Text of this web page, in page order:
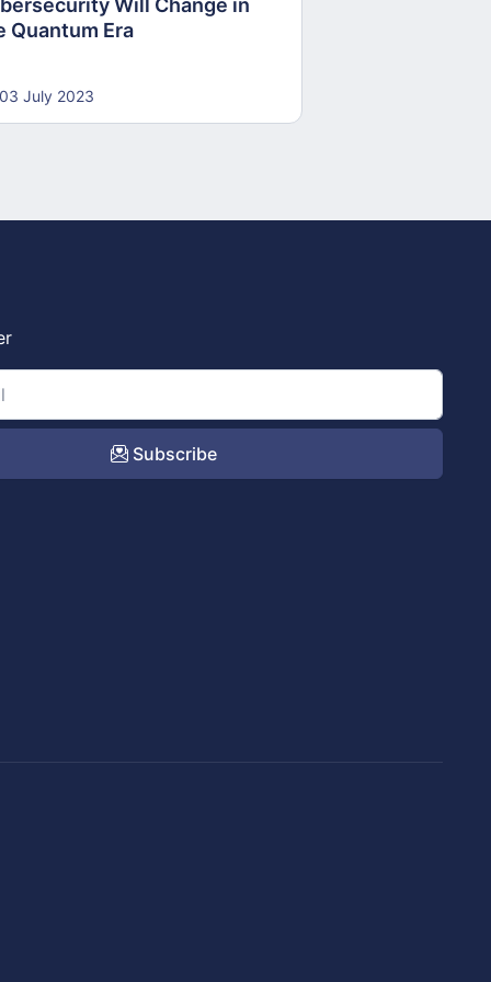
Will Change in
Quantum Era
03 July 2023
Subscribe